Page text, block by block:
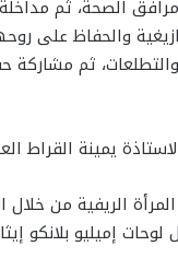
الصحة، ثم
والحفاظ على
ثم
يمينة القراط
الريفية من خلال
إميليو بلانكو